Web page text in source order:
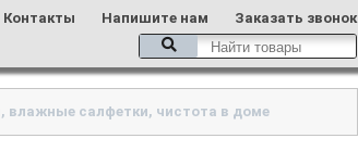
Контакты Напишите нам
Заказать звонок
влажные салфетки, чистота в доме